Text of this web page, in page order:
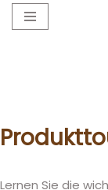
Lernen Sie die